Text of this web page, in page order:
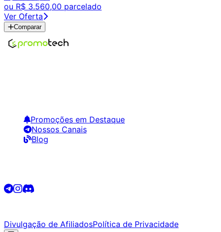
ou R$ 3.560,00 parcelado
Ver Oferta
Comparar
Promoções em Destaque
Nossos Canais
Blog
Divulgação de AfiliadosPolítica de Privacidade